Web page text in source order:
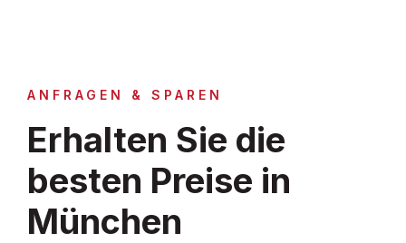
ANFRAGEN & SPAREN
Erhalten Sie die
besten Preise in
München